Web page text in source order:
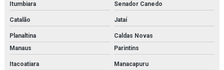
Secador de ar comprimido por refrigeração orçamento
Secador parker
Itumbiara Senador Canedo
Catalão Jataí
Planaltina
Caldas Novas
Manaus
Parintins
Itacoatiara Manacapuru